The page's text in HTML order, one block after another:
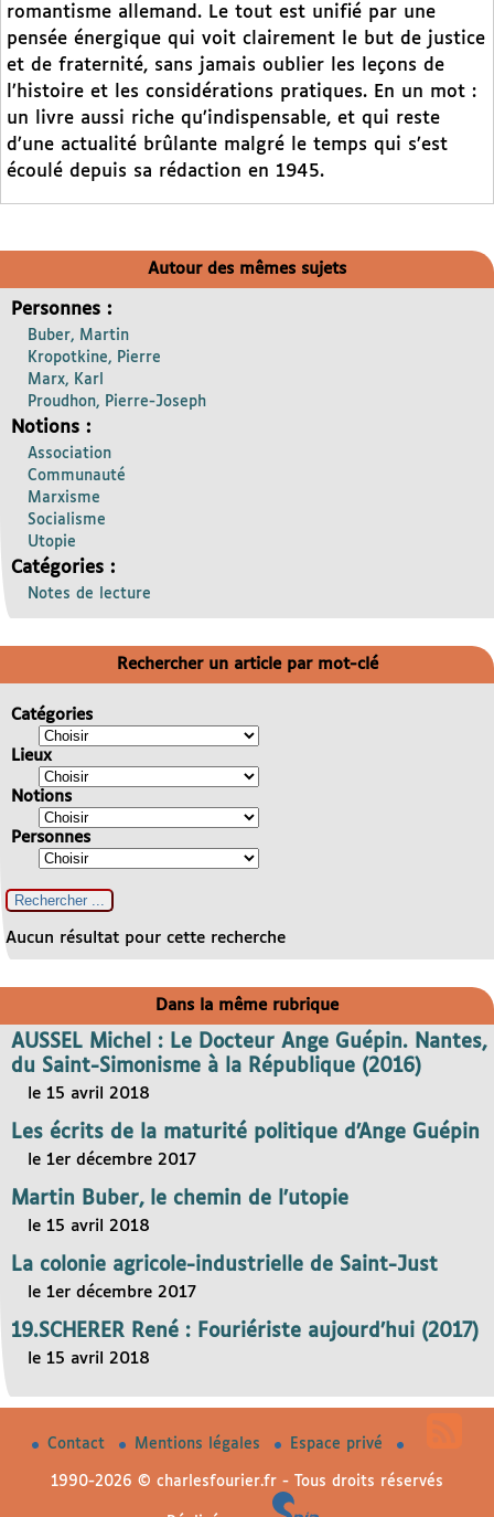
romantisme allemand. Le tout est unifié par une
pensée énergique qui voit clairement le but de justice
et de fraternité, sans jamais oublier les leçons de
l’histoire et les considérations pratiques. En un mot :
un livre aussi riche qu’indispensable, et qui reste
d’une actualité brûlante malgré le temps qui s’est
écoulé depuis sa rédaction en 1945.
Autour des mêmes sujets
Personnes :
Buber, Martin
Kropotkine, Pierre
Marx, Karl
Proudhon, Pierre-Joseph
Notions :
Association
Communauté
Marxisme
Socialisme
Utopie
Catégories :
Notes de lecture
Rechercher un article par mot-clé
Catégories
Lieux
Notions
Personnes
Aucun résultat pour cette recherche
Dans la même rubrique
AUSSEL Michel : Le Docteur Ange Guépin. Nantes,
du Saint-Simonisme à la République (2016)
le 15 avril 2018
Les écrits de la maturité politique d’Ange Guépin
le 1er décembre 2017
Martin Buber, le chemin de l’utopie
le 15 avril 2018
La colonie agricole-industrielle de Saint-Just
le 1er décembre 2017
19.SCHERER René : Fouriériste aujourd’hui (2017)
le 15 avril 2018
Contact Mentions légales Espace privé
1990-2026 © charlesfourier.fr - Tous droits réservés